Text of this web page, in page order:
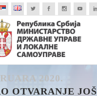
2020.
OTVARANJE JOŠ